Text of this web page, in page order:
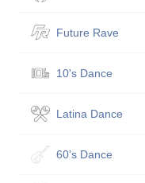
Future Rave
10's Dance
Latina Dance
60's Dance